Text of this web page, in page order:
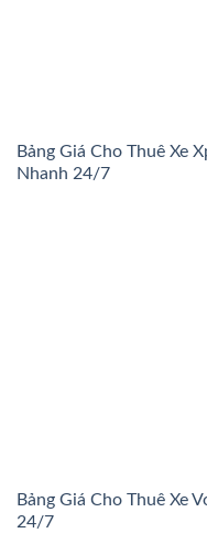
Bảng Giá Cho Thuê Xe
Nhanh 24/7
Bảng Giá Cho Thuê Xe
24/7